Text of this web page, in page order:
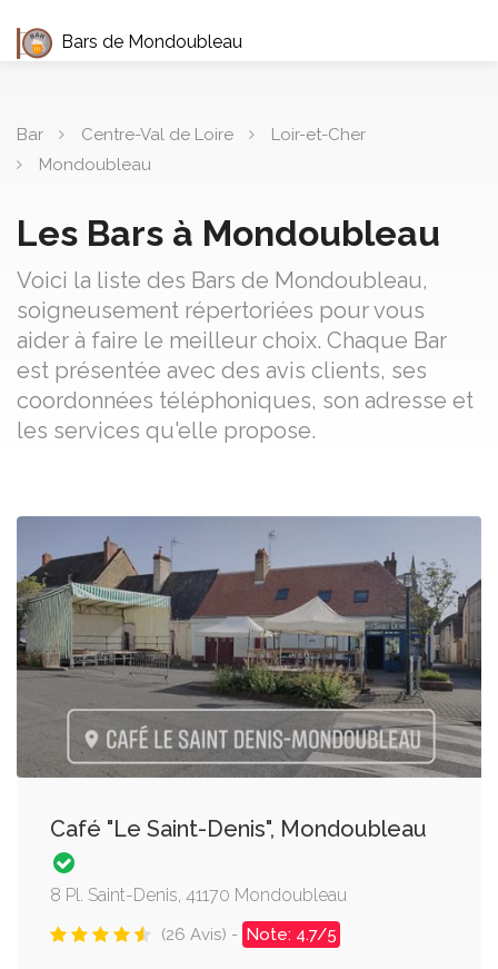
Bars de Mondoubleau
Bar Centre-Val de Loire
Loir-et-Cher
Mondoubleau
Les Bars à Mondoubleau
Voici la liste des Bars de Mondoubleau,
soigneusement répertoriées pour vous
aider à faire le meilleur choix. Chaque Bar
est présentée avec des avis clients, ses
coordonnées téléphoniques, son adresse et
les services qu'elle propose.
Café "Le Saint-Denis", Mondoubleau
8 Pl. Saint-Denis, 41170 Mondoubleau
(26 Avis) - Note: 4.7/5